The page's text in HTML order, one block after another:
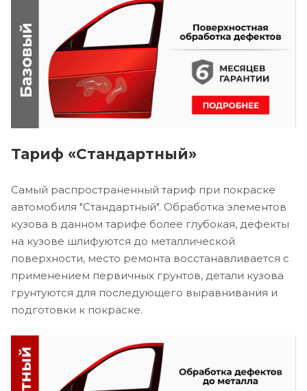
Тариф «Стандартный»
Самый распространенный тариф при покраске
автомобиля "Стандартный". Обработка элементов
кузова в данном тарифе более глубокая, дефекты
на кузове шлифуются до металлической
поверхности, место ремонта восстанавливается с
применением первичных грунтов, детали кузова
грунтуются для последующего выравнивания и
подготовки к покраске.